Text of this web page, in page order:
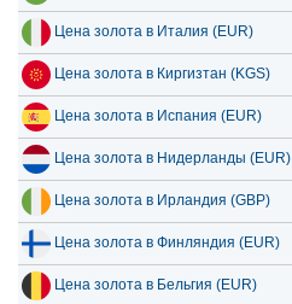
Цена золота в Италия (EUR)
Цена золота в Киргизтан (KGS)
Цена золота в Испания (EUR)
Цена золота в Нидерланды (EUR)
Цена золота в Ирландия (GBP)
Цена золота в Финляндия (EUR)
Цена золота в Бельгия (EUR)